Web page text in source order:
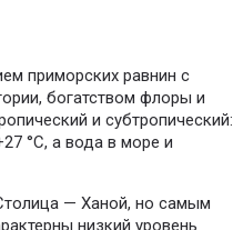
приморских равнин с
богатством флоры и
и субтропический:
°С, а вода в море и
— Ханой, но самым
низкий уровень